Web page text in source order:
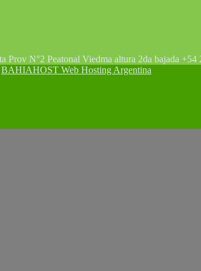
Prov N°2 Peatonal Viedma altura 2da bajada
BAHIAHOST Web Hosting Argentina